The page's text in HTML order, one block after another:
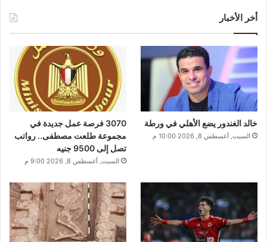
أخر الأخبار
خالد الغندور يضع الأهلي في ورطة
السبت, أغسطس 8, 2026 10:00 م
3070 فرصة عمل جديدة في
مجموعة طلعت مصطفى.. رواتب
تصل إلى 9500 جنيه
السبت, أغسطس 8, 2026 9:00 م